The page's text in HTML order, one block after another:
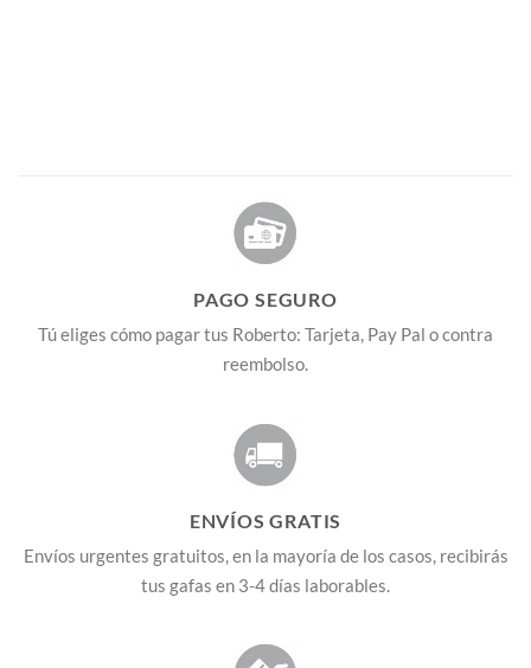
PAGO SEGURO
Tú eliges cómo pagar tus Roberto: Tarjeta, Pay Pal o contra
reembolso.
ENVÍOS GRATIS
Envíos urgentes gratuitos, en la mayoría de los casos, recibirás
tus gafas en 3-4 días laborables.